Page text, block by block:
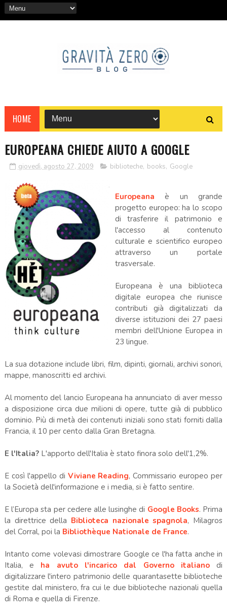
HOME
EUROPEANA CHIEDE AIUTO A GOOGLE
giovedì, agosto 27, 2009 biblioteche, books, Google
Europeana è un grande
progetto europeo: ha lo scopo
di trasferire il patrimonio e
l'accesso al contenuto
culturale e scientifico europeo
attraverso un portale
trasversale.
Europeana è una biblioteca
digitale europea che riunisce
contributi già digitalizzati da
diverse istituzioni dei 27 paesi
membri dell'Unione Europea in
23 lingue.
La sua dotazione include libri, film, dipinti, giornali, archivi sonori,
mappe, manoscritti ed archivi.
Al momento del lancio Europeana ha annunciato di aver messo
a disposizione circa due milioni di opere, tutte già di pubblico
dominio. Più di metà dei contenuti iniziali sono stati forniti dalla
Francia, il 10 per cento dalla Gran Bretagna.
E l'Italia? L'apporto dell'Italia è stato finora solo dell'1,2%.
E così l'appello di Viviane Reading, Commissario europeo per
la Società dell'informazione e i media, si è fatto sentire.
E l’Europa sta per cedere alle lusinghe di Google Books. Prima
la direttrice della Biblioteca nazionale spagnola, Milagros
del Corral, poi la Bibliothèque Nationale de France.
Intanto come volevasi dimostrare Google ce l'ha fatta anche in
Italia, e ha avuto l'incarico dal Governo italianodi
digitalizzare l'intero patrimonio delle quarantasette biblioteche
gestite dal ministero, fra cui le due biblioteche nazionali quella
di Roma e quella di Firenze.